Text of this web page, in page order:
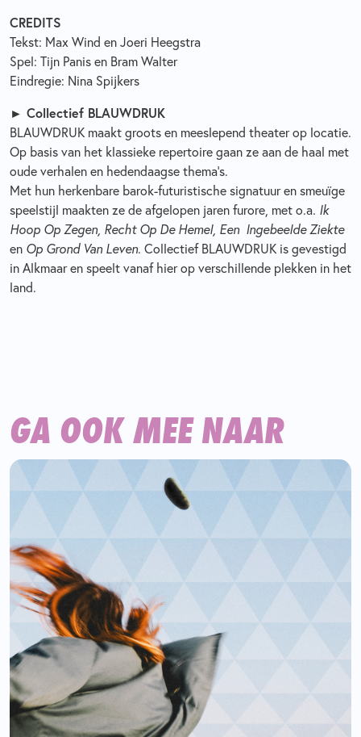
CREDITS
Tekst: Max Wind en Joeri Heegstra
Spel: Tijn Panis en Bram Walter
Eindregie: Nina Spijkers
► Collectief BLAUWDRUK
BLAUWDRUK maakt groots en meeslepend theater op locatie.
Op basis van het klassieke repertoire gaan ze aan de haal met
oude verhalen en hedendaagse thema’s.
Met hun herkenbare barok-futuristische signatuur en smeuïge
speelstijl maakten ze de afgelopen jaren furore, met o.a. Ik
Hoop Op Zegen, Recht Op De Hemel, Een Ingebeelde Ziekte
en Op Grond Van Leven. Collectief BLAUWDRUK is gevestigd
in Alkmaar en speelt vanaf hier op verschillende plekken in het
land.
GA OOK MEE NAAR